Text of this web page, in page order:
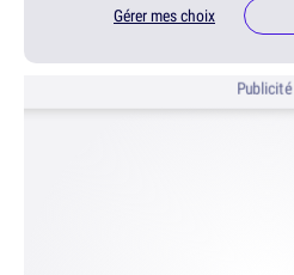
Gérer mes choix
Publicité